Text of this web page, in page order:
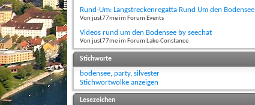
Rund-Um: Langstreckenregatta Rund Um den Bodensee
Von just77me im Forum Events
Videos rund um den Bodensee by seechat
Von just77me im Forum Lake-Constance
Stichworte
bodensee, party, silvester
Stichwortwolke anzeigen
Lesezeichen